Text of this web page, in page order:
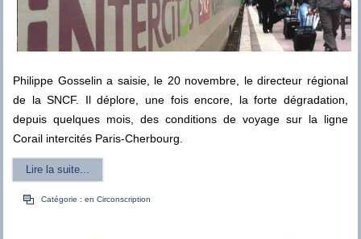
Philippe Gosselin a saisie, le 20 novembre, le directeur régional
de la SNCF. Il déplore, une fois encore, la forte dégradation,
depuis quelques mois, des conditions de voyage sur la ligne
Corail intercités Paris-Cherbourg.
Lire la suite...
Catégorie :en Circonscription